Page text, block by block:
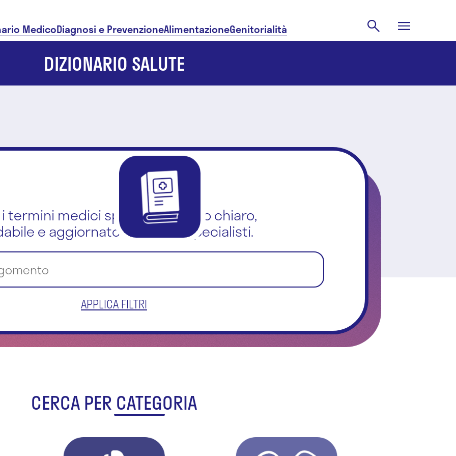
MedicoDiagnosi e PrevenzioneAlimentazioneGenitorialità
DIZIONARIO SALUTE
termini medici spiegati in modo chiaro,
e aggiornato dai nostri specialisti.
APPLICA FILTRI
CERCA PER CATEGORIA